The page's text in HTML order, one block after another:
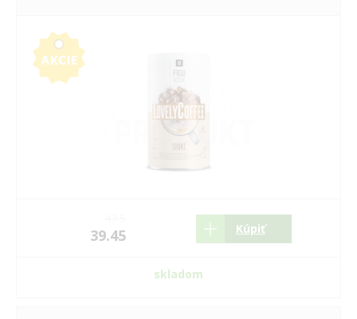
39.45 Kúpiť
skladom